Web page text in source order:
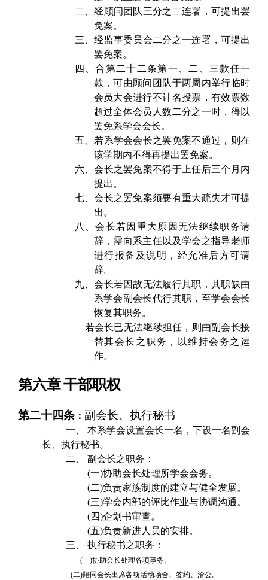
二、经顾问团队三分之二连署，可提出罢
免案。
三、经监事委员会二分之一连署，可提出
罢免案。
四、合第二十二条第一、二、三款任一
款，可由顾问团队于两周内举行临时
会员大会进行不计名投票，有效票数
超过全体会员人数二分之一时，得以
罢免系学会会长。
五、 若系学会会长之罢免案不通过，则在
该学期内不得再提出罢免案。
六、会长之罢免案不得于上任后三个月内
提出。
七、会长之罢免案须要有重大疏失才可提
出。
八、会长若因重大原因无法继续职务请
辞，需向系主任以及学会之指导老师
进行报备及说明，经允准后方可请
辞。
九、会长若因故无法履行其职，其职缺由
系学会副会长代行其职，至学会会长
恢复其职务。
若会长已无法继续担任，则由副会长接
替其会长之职务，以维持会务之运
作。
第六章干部职权
第二十四条 ： 副会长、执行秘书
一、 本系学会设置会长一名，下设一名副会
长、执行秘书。
二、 副会长之职务：
(一)协助会长处理所学会会务。
(二)负责家族制度的建立与健全发展。
(三)学会内部的评比作业与协调沟通。
(四)企划书审查。
(五)负责新进人员的安排。
三、 执行秘书之职务：
(一)协助会长处理各项事务。
(二)陪同会长出席各项活动场合、签约、洽公。